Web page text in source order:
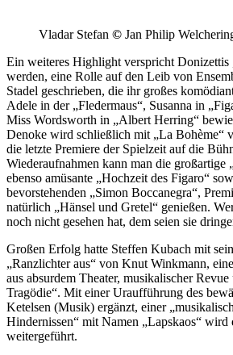
Vladar Stefan © Jan Philip
Ein weiteres Highlight verspricht Donizettis
werden, eine Rolle auf den Leib von
Stadel geschrieben, die ihr großes
Adele in der „Fledermaus“, Susanna in
Miss Wordsworth in „Albert Herring“
Denoke wird schließlich mit „La Bohème“
die letzte Premiere der Spielzeit auf die
Wiederaufnahmen kann man die großartige
ebenso amüsante „Hochzeit des Figaro“
bevorstehenden „Simon Boccanegra“,
natürlich „Hänsel und Gretel“ genießen.
noch nicht gesehen hat, dem seien sie
Großen Erfolg hatte Steffen Kubach mit
„Ranzlichter aus“ von Knut Winkmann,
aus absurdem Theater, musikalischer
Tragödie“. Mit einer Uraufführung des
Ketelsen (Musik) ergänzt, einer
Hindernissen“ mit Namen „Lapskaos“ wird
weitergeführt.